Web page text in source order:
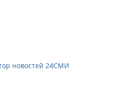
новостей 24СМИ